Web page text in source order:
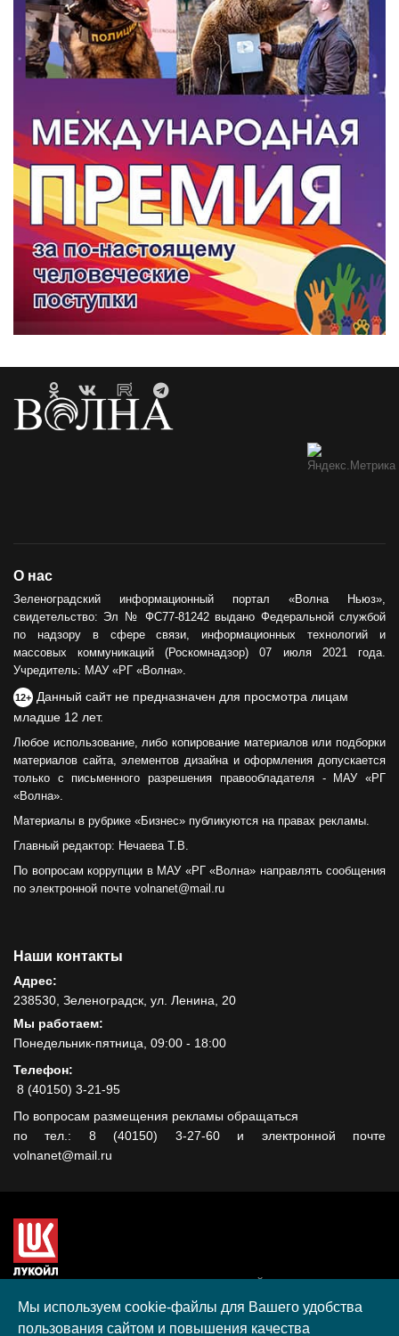
О нас
Зеленоградский информационный портал «Волна Ньюз»,
свидетельство: Эл № ФС77-81242 выдано Федеральной службой
по надзору в сфере связи, информационных технологий и
массовых коммуникаций (Роскомнадзор) 07 июля 2021 года.
Учредитель: МАУ «РГ «Волна».
12+ Данный сайт не предназначен для просмотра лицам
младше 12 лет.
Любое использование, либо копирование материалов или подборки
материалов сайта, элементов дизайна и оформления допускается
только с письменного разрешения правообладателя - МАУ «РГ
«Волна».
Материалы в рубрике «Бизнес» публикуются на правах рекламы.
Главный редактор: Нечаева Т.В.
По вопросам коррупции в МАУ «РГ «Волна» направлять сообщения
по электронной почте volnanet@mail.ru
Наши контакты
Адрес:
238530, Зеленоградск, ул. Ленина, 20
Мы работаем:
Понедельник-пятница, 09:00 - 18:00
Телефон:
8 (40150) 3-21-95
По вопросам размещения рекламы обращаться
по тел.: 8 (40150) 3-27-60 и электронной почте
volnanet@mail.ru
гранта, полученного в рамках XIII Конкурса социальных и
культурных проектов ПАО "ЛУКОЙЛ" на территории
Мы используем cookie-файлы для Вашего удобства
пользования сайтом и повышения качества